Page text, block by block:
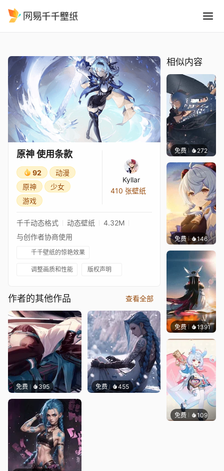
原神 使用条款
92
动漫
原神
少女
游戏
Kyllar
410 张壁纸
千千动态格式 动态壁纸
4.32M
与创作者协商使用
千千壁纸的惊艳效果
调整画质和性能 版权声明
作者的其他作品 查看全部
免费 395 免费 455
相似内容
免费 272｡
免费 146Tikzito
免费 1391Lodo
免费 109Tikzito